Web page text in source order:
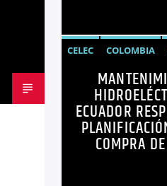
CELEC COLOMBIA
ENERGÍA
NOTICIAS
ECUADOR
COMPRA